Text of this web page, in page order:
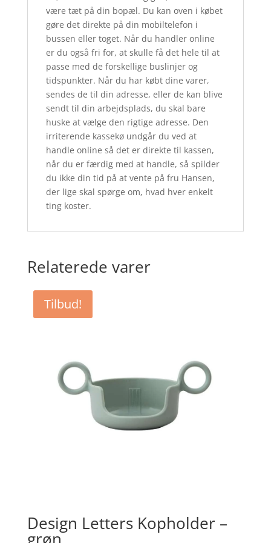
være tæt på din bopæl. Du kan oven i købet
gøre det direkte på din mobiltelefon i
bussen eller toget. Når du handler online
er du også fri for, at skulle få det hele til at
passe med de forskellige buslinjer og
tidspunkter. Når du har købt dine varer,
sendes de til din adresse, eller de kan blive
sendt til din arbejdsplads, du skal bare
huske at vælge den rigtige adresse. Den
irriterende kassekø undgår du ved at
handle online så det er direkte til kassen,
når du er færdig med at handle, så spilder
du ikke din tid på at vente på fru Hansen,
der lige skal spørge om, hvad hver enkelt
ting koster.
Relaterede varer
Tilbud!
Design Letters Kopholder –
grøn